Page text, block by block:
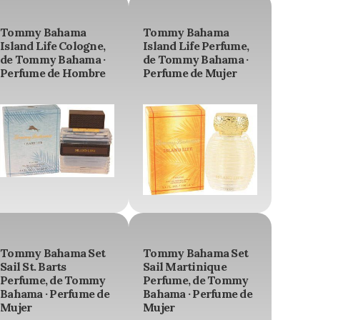
Tommy Bahama
Island Life Cologne,
de Tommy Bahama ·
Perfume de Hombre
Tommy Bahama
Island Life Perfume,
de Tommy Bahama ·
Perfume de Mujer
Tommy Bahama Set
Sail St. Barts
Perfume, de Tommy
Bahama · Perfume de
Mujer
Tommy Bahama Set
Sail Martinique
Perfume, de Tommy
Bahama · Perfume de
Mujer